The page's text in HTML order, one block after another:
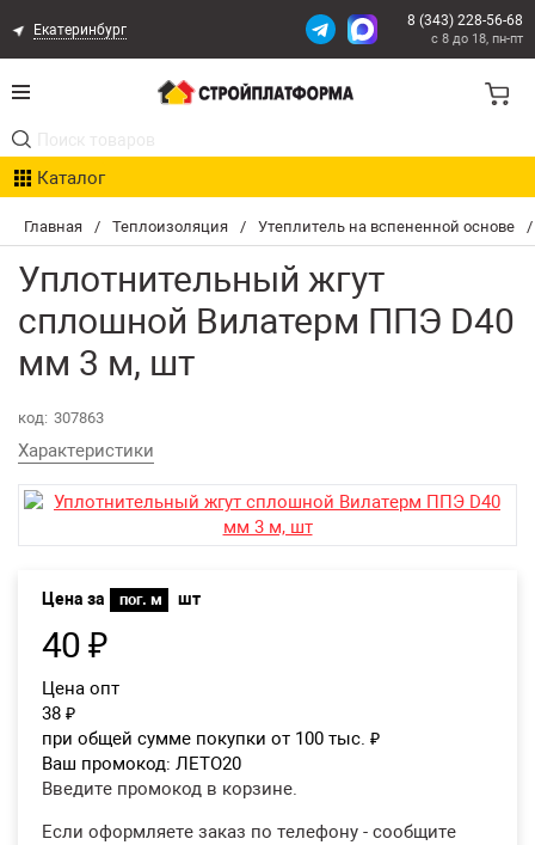
Главная / Теплоизоляция / Утеплитель на вспененной основе /
Уплотнительный жгут
сплошной Вилатерм ППЭ D40
мм 3 м, шт
код: 307863
Характеристики
Цена за пог. м шт
40 ₽
Цена опт
38 ₽
при общей сумме покупки от 100 тыс. ₽
Ваш промокод: ЛЕТО20
Введите промокод в корзине.
Если оформляете заказ по телефону - сообщите
Екатеринбург
8 (343) 228-56-68
с 8 до 18, пн-пт
Каталог
Акции
Расчет доставки
Организациям
Статьи
Контакты
Екатеринбург